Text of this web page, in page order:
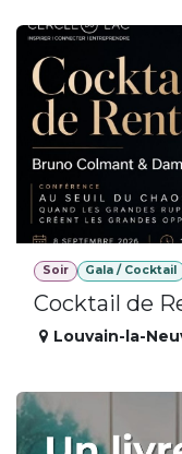
Soir Gala / Cocktail
Cocktail de
Louvain-la-